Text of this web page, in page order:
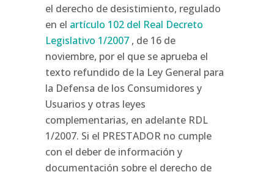
el derecho de desistimiento, regulado
en el artículo 102 del Real Decreto
Legislativo 1/2007 , de 16 de
noviembre, por el que se aprueba el
texto refundido de la Ley General para
la Defensa de los Consumidores y
Usuarios y otras leyes
complementarias, en adelante RDL
1/2007. Si el PRESTADOR no cumple
con el deber de información y
documentación sobre el derecho de